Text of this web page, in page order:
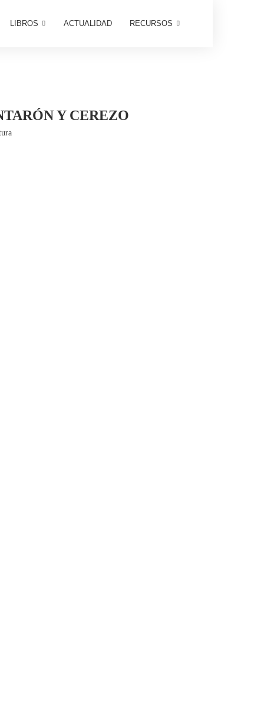
LIBROS ACTUALIDAD RECURSOS
Y CEREZO